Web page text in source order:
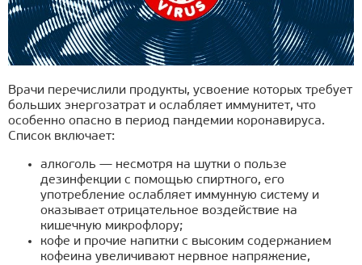
Врачи перечислили продукты, усвоение которых требует
больших энергозатрат и ослабляет иммунитет, что
особенно опасно в период пандемии коронавируса.
Список включает:
алкоголь — несмотря на шутки о пользе
дезинфекции с помощью спиртного, его
употребление ослабляет иммунную систему и
оказывает отрицательное воздействие на
кишечную микрофлору;
кофе и прочие напитки с высоким содержанием
кофеина увеличивают нервное напряжение,